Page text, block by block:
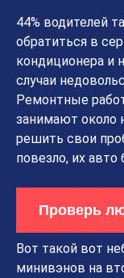
44% водителей
обратиться в
кондиционера и
случаи
Ремонтные
занимают около
решить свои
повезло, их авто
Проверь
Вот такой вот
минивэнов на